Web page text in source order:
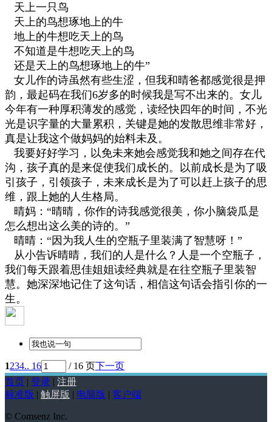
天上一只鸟
天上的鸟想琢地上的牛
地上的牛想吃天上的鸟
不知道是牛想吃天上的鸟
还是天上的鸟想琢地上的牛”
女儿作的诗虽然有些生涩，但我和晴爸都感觉很是押
韵，最起码在我们6岁多的时候我是写不出来的。女儿
今年有一种厚积薄发的感觉，读经快四年的时间，不光
光是识字量的大量累积，关键是她的发散思维非常好，
真是让我这个做妈妈的始料未及。
我要好好学习，以免未来她会感觉我和她之间存在代
沟，孩子真的是来促使我们成长的。以前成长是为了吸
引孩子，引领孩子，未来成长是为了可以赶上孩子的思
维，跟上她的人生格局。
晴妈：“晴晴，你作的诗我感觉很美，你小脑袋瓜是
怎么想出这么美的诗的。”
晴晴：“因为我人生的空瓶子里装满了智慧呀！”
从小告诉晴晴，我们的人是什么？人是一个空瓶子，
我们每天跟着思佳姐姐读经典就是在往空瓶子里装智
慧。她深深地记住了这句话，相信这句话会指引你的一
生。
1234.. 16 / 16 页下一页
首页 | 登录 | 注册
标准版 | 触屏版 | 电脑版 | 客户端
© Comsenz Inc.